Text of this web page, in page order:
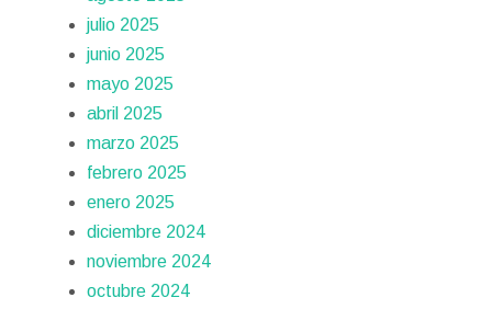
julio 2025
junio 2025
mayo 2025
abril 2025
marzo 2025
febrero 2025
enero 2025
diciembre 2024
noviembre 2024
octubre 2024